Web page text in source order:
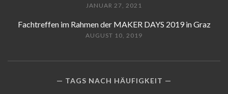
JANUAR 27, 2021
Fachtreffen im Rahmen der MAKER DAYS 2019 in Graz
AUGUST 10, 2019
TAGS NACH HÄUFIGKEIT